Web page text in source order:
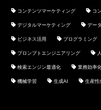
コンテンツマーケティング コ
デジタルマーケティング デー
ビジネス活用 プログラミング
プロンプトエンジニアリング
検索エンジン最適化 業務効率
機械学習 生成AI 生産性